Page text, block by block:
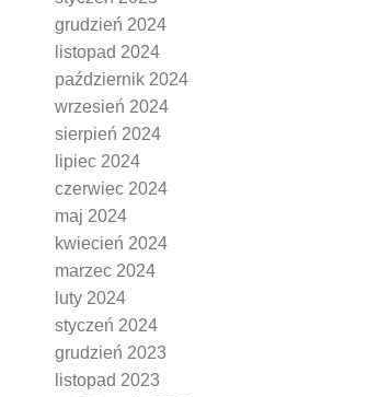
grudzień 2024
listopad 2024
październik 2024
wrzesień 2024
sierpień 2024
lipiec 2024
czerwiec 2024
maj 2024
kwiecień 2024
marzec 2024
luty 2024
styczeń 2024
grudzień 2023
listopad 2023